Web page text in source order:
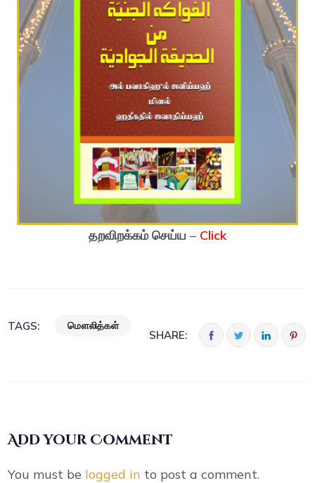
தறவிறக்கம் செய்ய – Click
TAGS: மௌலித்கள்
SHARE:
Add your Comment
You must be logged in to post a comment.